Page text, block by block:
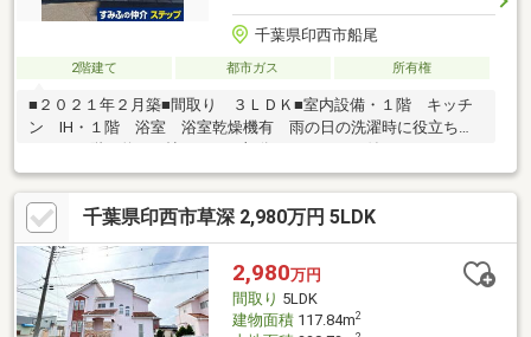
千葉県印西市船尾
2階建て 都市ガス 所有権
■２０２１年２月築■間取り ３ＬＤＫ■室内設備・１階 キッチ
ン IH・１階 浴室 浴室乾燥機有 雨の日の洗濯時に役立ちま
ン ・玄関、土間収納有・全居室 複層ガラスになっておりま
す。
千葉県印西市草深 2,980万円 5LDK
2,980万円
間取り 5LDK
建物面積117.84m2